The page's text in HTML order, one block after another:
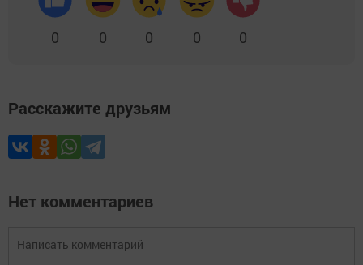
0 0 0 0 0
Расскажите друзьям
Нет комментариев